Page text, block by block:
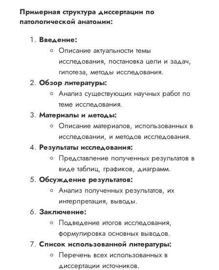
Примерная структура диссертации по
патологической анатомии:
Введение:
Описание актуальности темы
исследования, постановка цели и задач,
гипотеза, методы исследования.
Обзор литературы:
Анализ существующих научных работ по
теме исследования.
Материалы и методы:
Описание материалов, использованных в
исследовании, и методов исследования.
Результаты исследования:
Представление полученных результатов в
виде таблиц, графиков, диаграмм.
Обсуждение результатов:
Анализ полученных результатов, их
интерпретация, выводы.
Заключение:
Подведение итогов исследования,
формулировка основных выводов.
Список использованной литературы:
Перечень всех использованных в
диссертации источников.